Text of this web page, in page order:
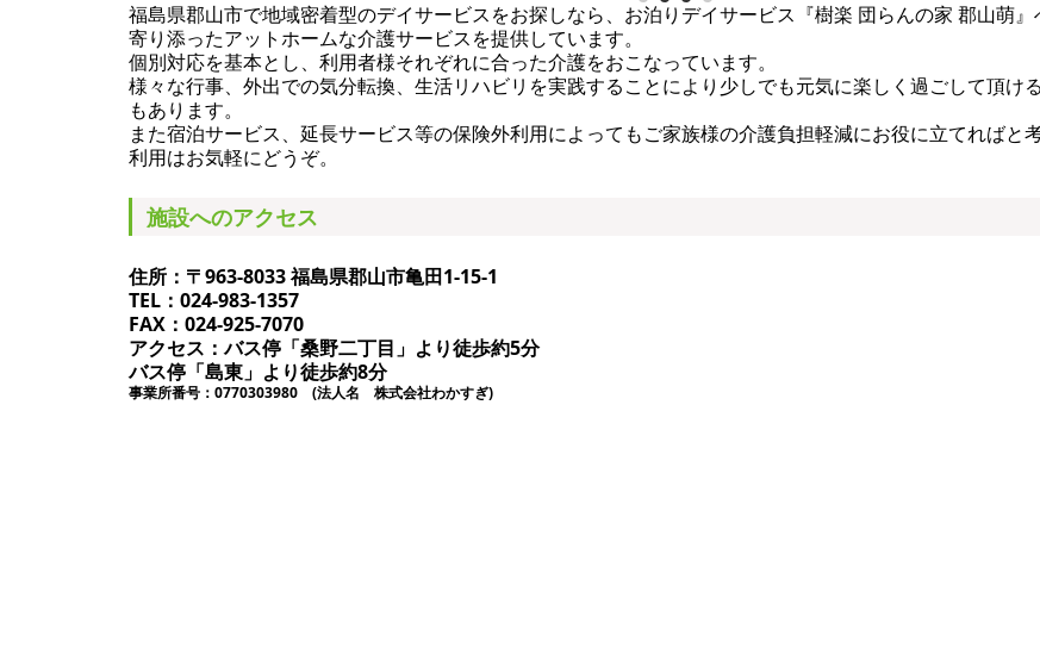
福島県郡山市で地域密着型のデイサービスをお探しなら、お泊りデイサービス『樹楽 団らんの家 郡山萌
寄り添ったアットホームな介護サービスを提供しています。
個別対応を基本とし、利用者様それぞれに合った介護をおこなっています。
様々な行事、外出での気分転換、生活リハビリを実践することにより少しでも元気に楽しく過ごして頂け
もあります。
また宿泊サービス、延長サービス等の保険外利用によってもご家族様の介護負担軽減にお役に立てればと
利用はお気軽にどうぞ。
施設へのアクセス
住所：〒963-8033 福島県郡山市亀田1-15-1
TEL： 024-983-1357
FAX：024-925-7070
アクセス：バス停「桑野二丁目」より徒歩約5分
バス停「島東」より徒歩約8分
事業所番号：0770303980 (法人名 株式会社わかすぎ)